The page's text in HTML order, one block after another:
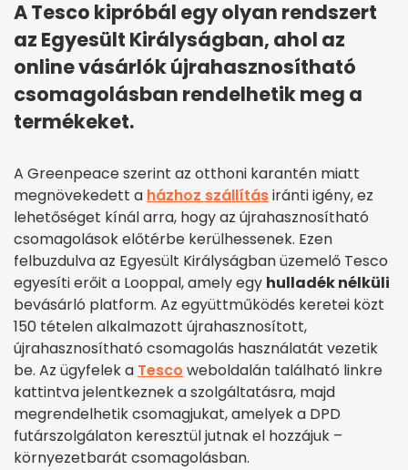
A Tesco kipróbál egy olyan rendszert
az Egyesült Királyságban, ahol az
online vásárlók újrahasznosítható
csomagolásban rendelhetik meg a
termékeket.
A Greenpeace szerint az otthoni karantén miatt
megnövekedett a házhoz szállításiránti igény, ez
lehetőséget kínál arra, hogy az újrahasznosítható
csomagolások előtérbe kerülhessenek. Ezen
felbuzdulva az Egyesült Királyságban üzemelő Tesco
egyesíti erőit a Looppal, amely egy hulladék nélküli
bevásárló platform. Az együttműködés keretei közt
150 tételen alkalmazott újrahasznosított,
újrahasznosítható csomagolás használatát vezetik
be. Az ügyfelek a Tesco weboldalán található linkre
kattintva jelentkeznek a szolgáltatásra, majd
megrendelhetik csomagjukat, amelyek a DPD
futárszolgálaton keresztül jutnak el hozzájuk –
környezetbarát csomagolásban.